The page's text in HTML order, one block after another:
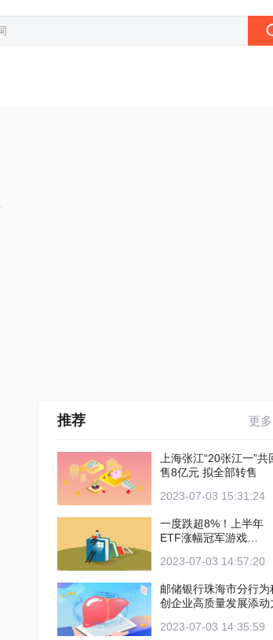
推荐 更多
上海张江“20张江一”共
售8亿元 拟全部转售
2023-07-03 15:31:24
一度跌超8%！上半年
ETF涨幅冠军游戏
焦点滚动
2023-07-03 14:57:20
邮储银行珠海市分行为
创企业高质量发展添动
2023-07-03 14:35:59